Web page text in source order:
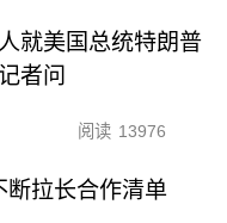
就美国总统特朗普
者问
阅读 13976
断拉长合作清单